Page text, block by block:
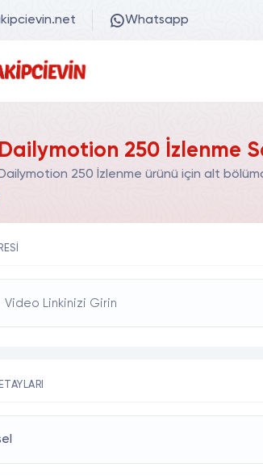
Whatsapp
Dailymotion 250 İzlenme
Dailymotion 250 İzlenme ürünü için alt
Video Linkinizi Girin